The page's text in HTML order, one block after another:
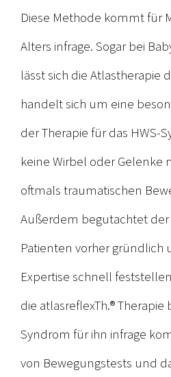
Diese Methode kommt für
Alters infrage. Sogar bei
lässt sich die Atlastherapie
handelt sich um eine
der Therapie für das HWS-
keine Wirbel oder Gelenke
oftmals traumatischen
Außerdem begutachtet
Patienten vorher gründlich
Expertise schnell
die atlasreflexTh.® Therapie
Syndrom für ihn infrage
von Bewegungstests und